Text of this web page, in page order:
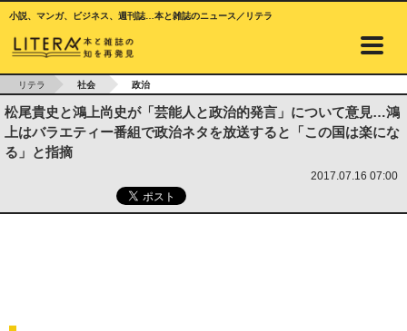
小説、マンガ、ビジネス、週刊誌…本と雑誌のニュース／リテラ
リテラ 社会 政治
松尾貴史と鴻上尚史が「芸能人と政治的発言」について意見…鴻
上はバラエティー番組で政治ネタを放送すると「この国は楽にな
る」と指摘
2017.07.16 07:00